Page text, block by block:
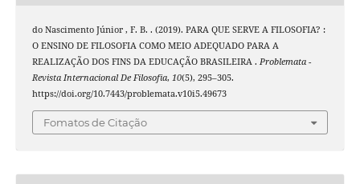
do Nascimento Júnior , F. B. . (2019). PARA QUE SERVE A FILOSOFIA? :
O ENSINO DE FILOSOFIA COMO MEIO ADEQUADO PARA A
REALIZAÇÃO DOS FINS DA EDUCAÇÃO BRASILEIRA . Problemata -
Revista Internacional De Filosofia, 10(5), 295–305.
https://doi.org/10.7443/problemata.v10i5.49673
Fomatos de Citação